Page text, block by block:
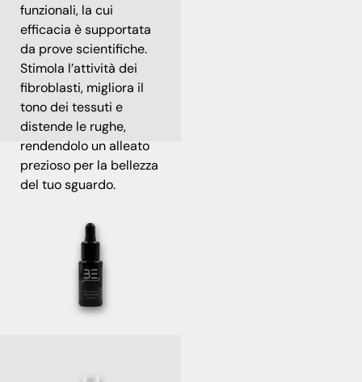
funzionali, la cui
efficacia è supportata
da prove scientifiche.
Stimola l’attività dei
fibroblasti, migliora il
tono dei tessuti e
distende le rughe,
rendendolo un alleato
prezioso per la bellezza
del tuo sguardo.